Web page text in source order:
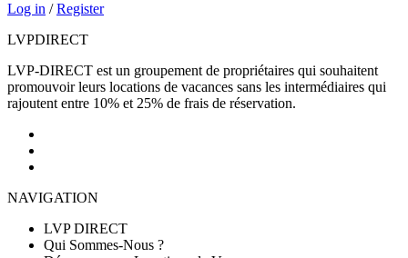
Log in /Register
LVPDIRECT
LVP-DIRECT est un groupement de propriétaires qui souhaitent
promouvoir leurs locations de vacances sans les intermédiaires qui
rajoutent entre 10% et 25% de frais de réservation.
NAVIGATION
LVP DIRECT
Qui Sommes-Nous ?